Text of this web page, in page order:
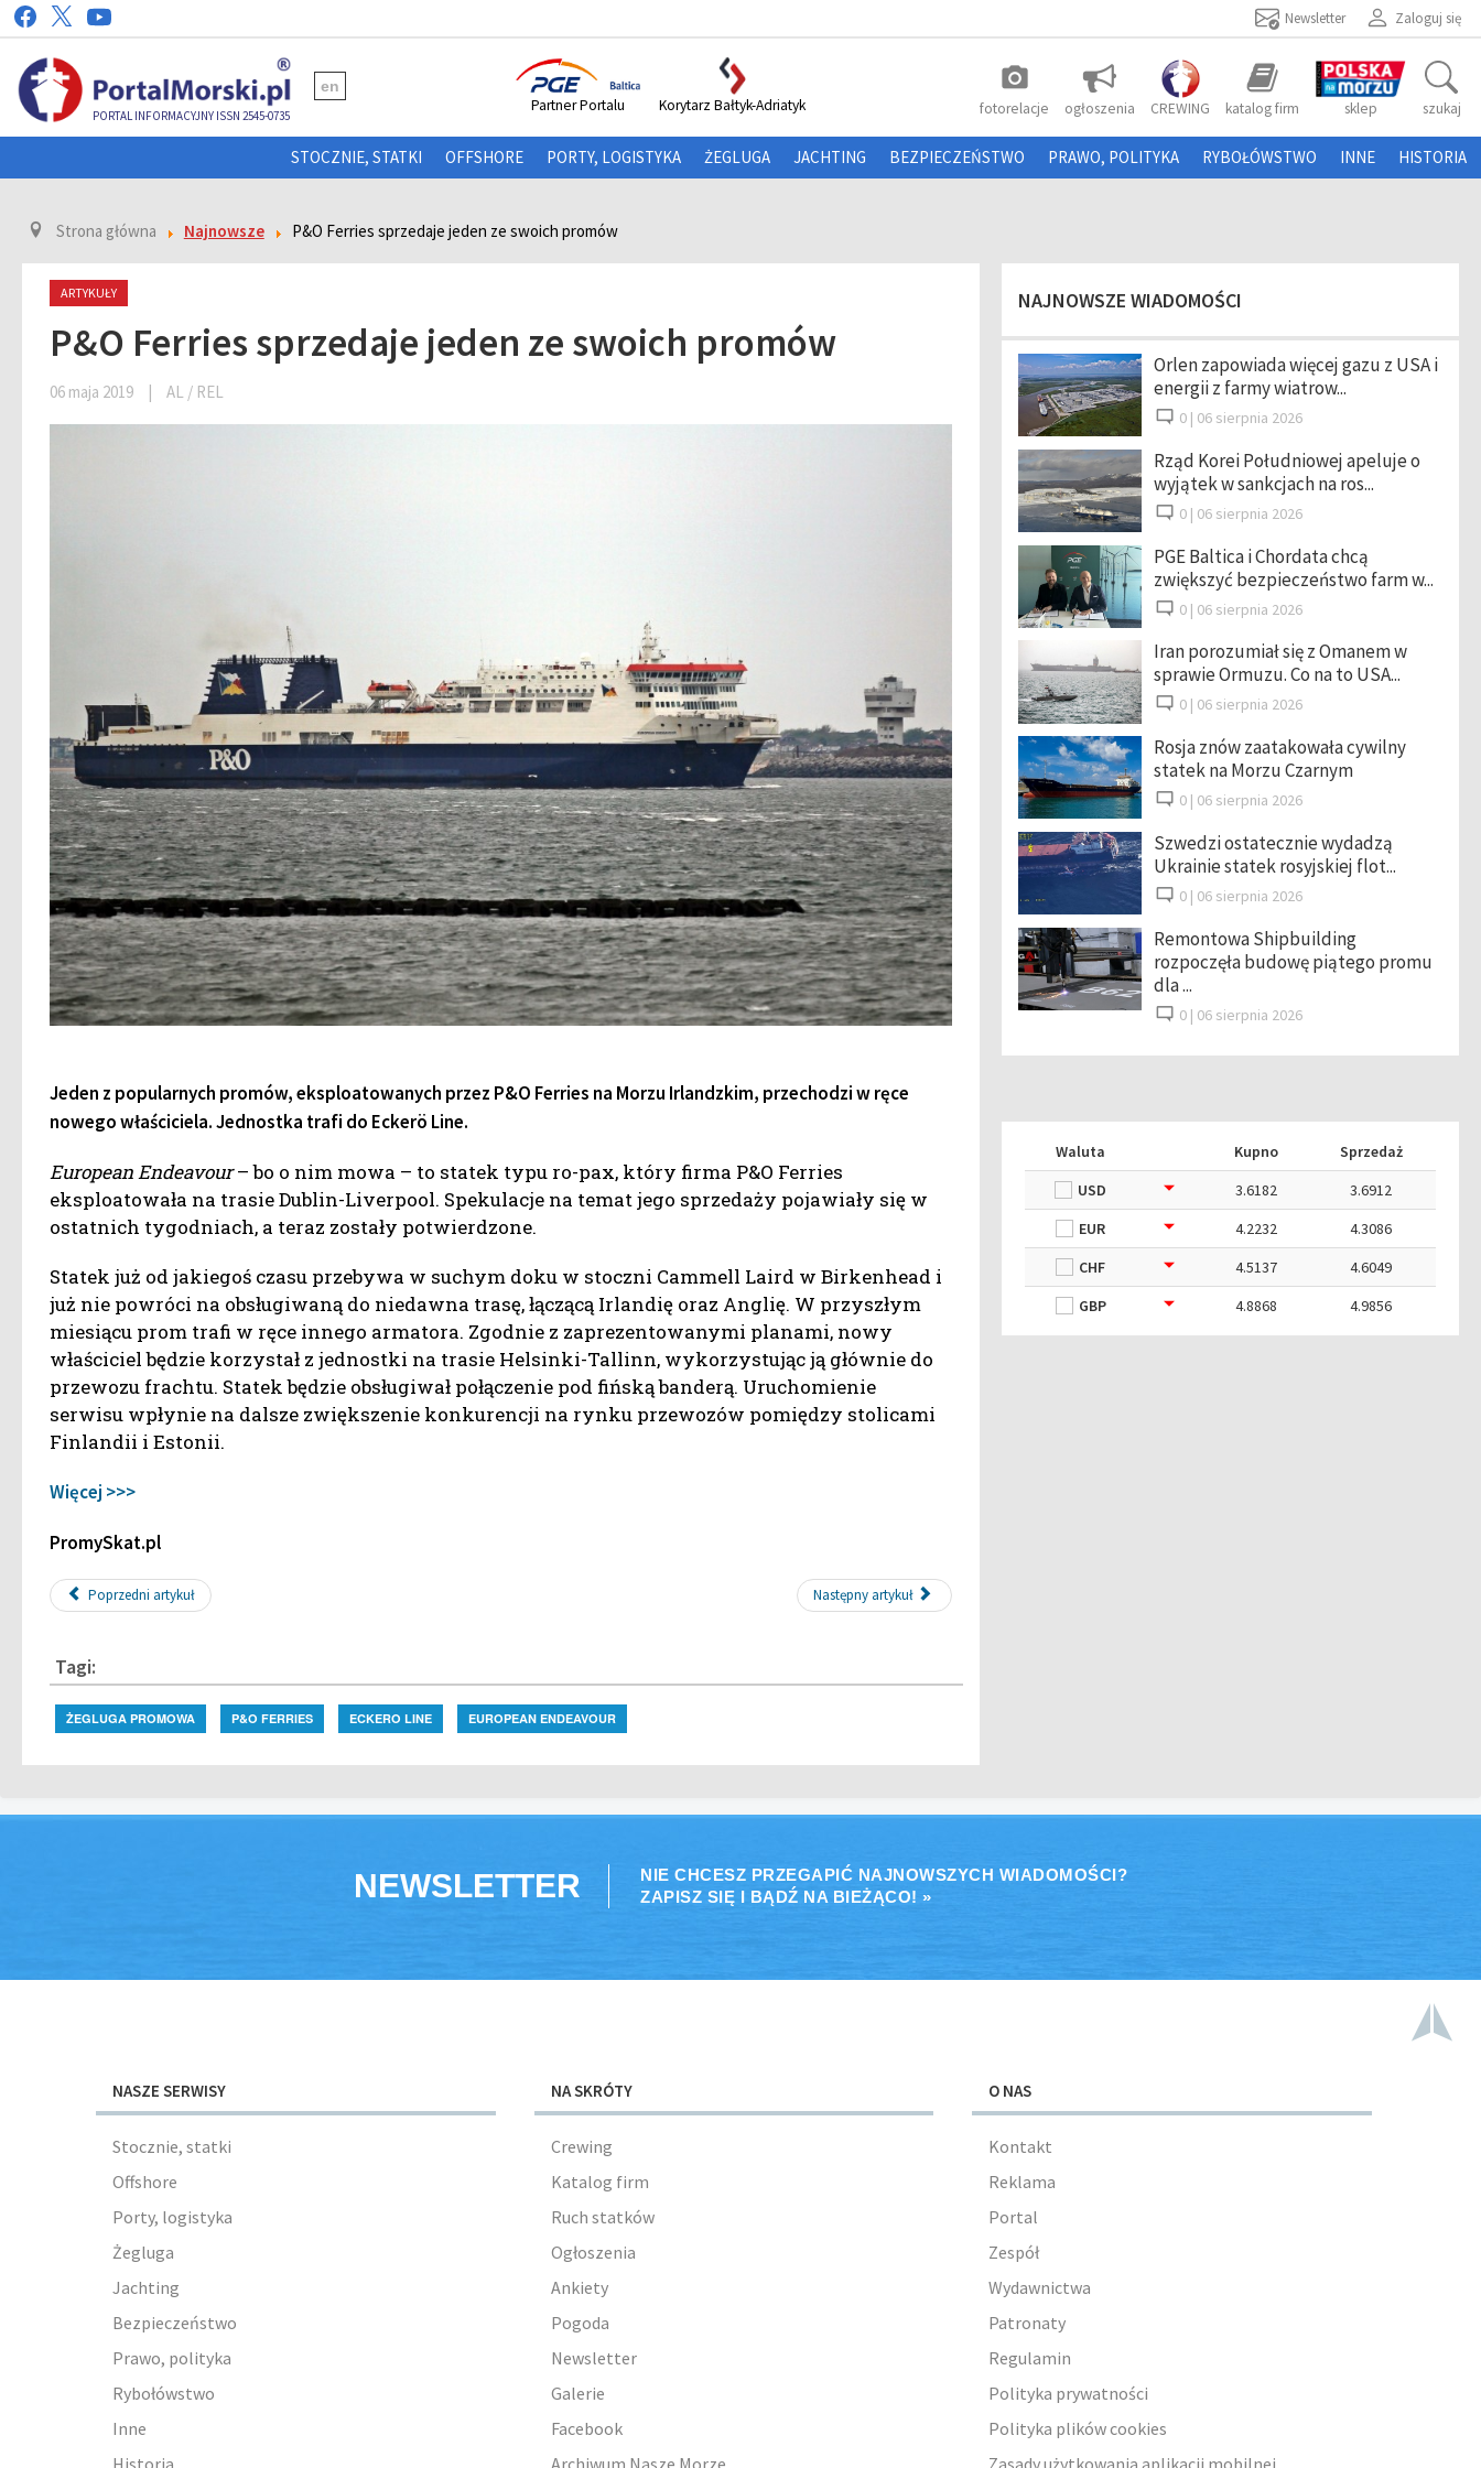
Zaloguj się
Newsletter
PORTAL INFORMACYJNY ISSN 2545-0735
en photo_camera
fotorelacje ogłoszenia CREWING katalog firm sklep szukaj
Partner Portalu Korytarz Bałtyk-Adriatyk
STOCZNIE, STATKI OFFSHORE PORTY, LOGISTYKA ŻEGLUGA JACHTING BEZPIECZEŃSTWO PRAWO, POLITYKA RYBOŁÓWSTWO INNE HISTORIA
Strona główna Najnowsze P&O Ferries sprzedaje jeden ze swoich promów
ARTYKUŁY
P&O Ferries sprzedaje jeden ze swoich promów
06 maja 2019 | AL / REL
Jeden z popularnych promów, eksploatowanych przez P&O Ferries na Morzu Irlandzkim, przechodzi w ręce
nowego właściciela. Jednostka trafi do Eckerö Line.
European Endeavour– bo o nim mowa – to statek typu ro-pax, który firma P&O Ferries
eksploatowała na trasie Dublin-Liverpool. Spekulacje na temat jego sprzedaży pojawiały się w
ostatnich tygodniach, a teraz zostały potwierdzone.
Statek już od jakiegoś czasu przebywa w suchym doku w stoczni Cammell Laird w Birkenhead i
już nie powróci na obsługiwaną do niedawna trasę, łączącą Irlandię oraz Anglię. W przyszłym
miesiącu prom trafi w ręce innego armatora. Zgodnie z zaprezentowanymi planami, nowy
właściciel będzie korzystał z jednostki na trasie Helsinki-Tallinn, wykorzystując ją głównie do
przewozu frachtu. Statek będzie obsługiwał połączenie pod fińską banderą. Uruchomienie
serwisu wpłynie na dalsze zwiększenie konkurencji na rynku przewozów pomiędzy stolicami
Finlandii i Estonii.
Więcej >>>
PromySkat.pl
Poprzedni artykuł Następny artykuł
Tagi:
ŻEGLUGA PROMOWA P&O FERRIES ECKERO LINE EUROPEAN ENDEAVOUR
NAJNOWSZE WIADOMOŚCI
Orlen zapowiada więcej gazu z USA i
energii z farmy wiatrow...
0 | 06 sierpnia 2026
Rząd Korei Południowej apeluje o
wyjątek w sankcjach na ros...
0 | 06 sierpnia 2026
PGE Baltica i Chordata chcą
zwiększyć bezpieczeństwo farm w...
0 | 06 sierpnia 2026
Iran porozumiał się z Omanem w
sprawie Ormuzu. Co na to USA...
0 | 06 sierpnia 2026
Rosja znów zaatakowała cywilny
statek na Morzu Czarnym
0 | 06 sierpnia 2026
Szwedzi ostatecznie wydadzą
Ukrainie statek rosyjskiej flot...
0 | 06 sierpnia 2026
Remontowa Shipbuilding
rozpoczęła budowę piątego promu
dla ...
0 | 06 sierpnia 2026
Waluta Kupno
Sprzedaż
USD
3.6182
3.6912
EUR
4.2232
4.3086
CHF
4.5137
4.6049
GBP
4.8868 4.9856
NEWSLETTER
NIE CHCESZ PRZEGAPIĆ NAJNOWSZYCH WIADOMOŚCI?
ZAPISZ SIĘ I BĄDŹ NA BIEŻĄCO! »
NASZE SERWISY
Stocznie, statki
Offshore
Porty, logistyka
Żegluga
Jachting
Bezpieczeństwo
Prawo, polityka
Rybołówstwo
Inne
NA SKRÓTY
Crewing
Katalog firm
Ruch statków
Ogłoszenia
Ankiety
Pogoda
Newsletter
Galerie
Facebook
O NAS
Kontakt
Reklama
Portal
Zespół
Wydawnictwa
Patronaty
Regulamin
Polityka prywatności
Polityka plików cookies